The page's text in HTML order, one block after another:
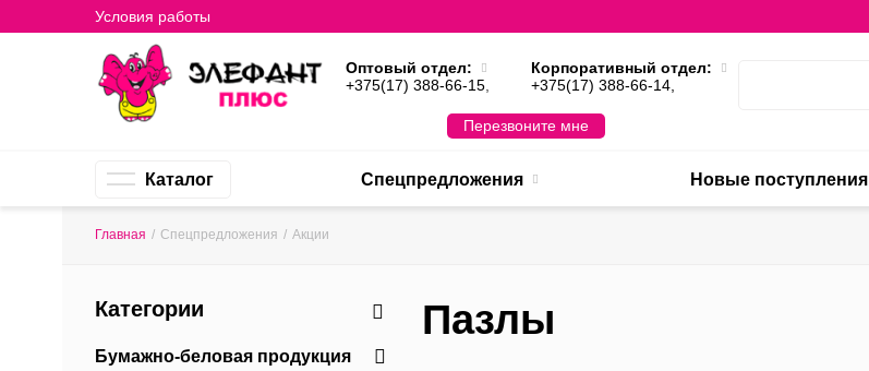
Условия работы
Оптовый отдел:
+375(17) 388-66-15,
Корпоративный отдел:
+375(17) 388-66-14,
Перезвоните мне
Каталог Спецпредложения Новые поступления
Главная / Спецпредложения / Акции
Категории
Бумажно-беловая продукция
Пазлы